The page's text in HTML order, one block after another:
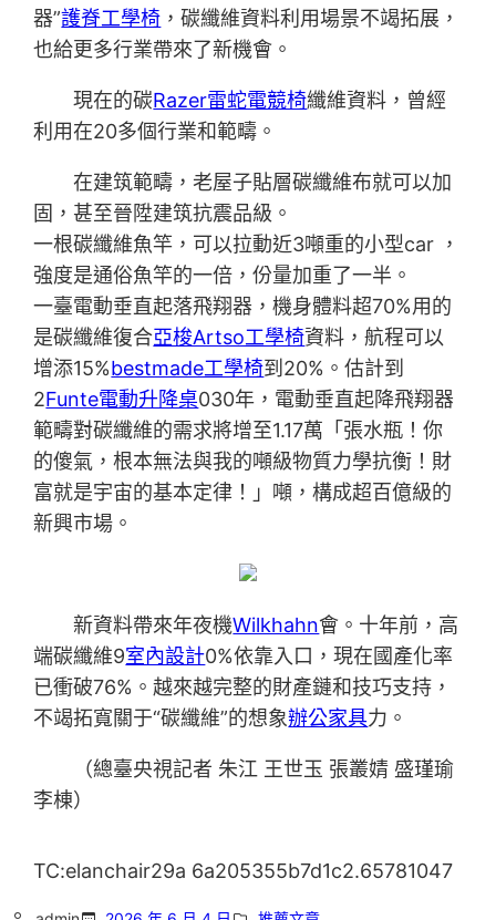
器”護脊工學椅 ，碳纖維資料利用場景不竭拓展，
也給更多行業帶來了新機會。
現在的碳Razer雷蛇電競椅纖維資料，曾經
利用在20多個行業和範疇。
在建筑範疇，老屋子貼層碳纖維布就可以加
固，甚至晉陞建筑抗震品級。
一根碳纖維魚竿，可以拉動近3噸重的小型car ，
強度是通俗魚竿的一倍，份量加重了一半。
一臺電動垂直起落飛翔器，機身體料超70%用的
是碳纖維復合亞梭Artso工學椅資料，航程可以
增添15%bestmade工學椅到20%。估計到
2Funte電動升降桌030年，電動垂直起降飛翔器
範疇對碳纖維的需求將增至1.17萬「張水瓶！你
的傻氣，根本無法與我的噸級物質力學抗衡！財
富就是宇宙的基本定律！」噸，構成超百億級的
新興市場。
新資料帶來年夜機Wilkhahn會。十年前，高
端碳纖維9室內設計0%依靠入口，現在國產化率
已衝破76%。越來越完整的財產鏈和技巧支持，
不竭拓寬關于“碳纖維”的想象辦公家具力。
（總臺央視記者 朱江 王世玉 張叢婧 盛瑾瑜
李棟）
TC:elanchair29a 6a205355b7d1c2.65781047